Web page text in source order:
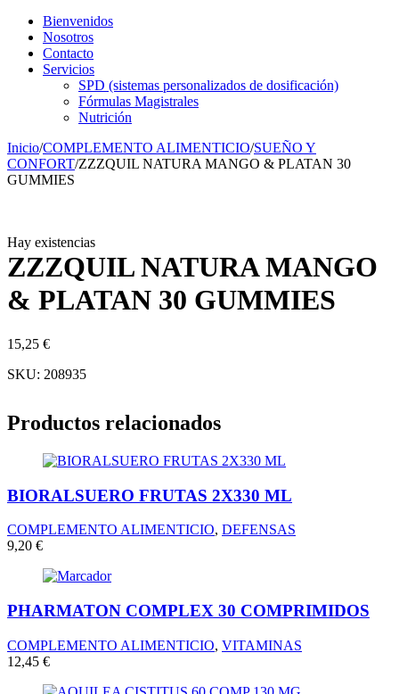
Bienvenidos
Nosotros
Contacto
Servicios
SPD (sistemas personalizados de dosificación)
Fórmulas Magistrales
Nutrición
Inicio/COMPLEMENTO ALIMENTICIO/SUEÑO Y
CONFORT/ZZZQUIL NATURA MANGO & PLATAN 30
GUMMIES
Hay existencias
ZZZQUIL NATURA MANGO
& PLATAN 30 GUMMIES
15,25 €
SKU: 208935
Productos relacionados
BIORALSUERO FRUTAS 2X330 ML
COMPLEMENTO ALIMENTICIO, DEFENSAS
9,20 €
PHARMATON COMPLEX 30 COMPRIMIDOS
COMPLEMENTO ALIMENTICIO, VITAMINAS
12,45 €